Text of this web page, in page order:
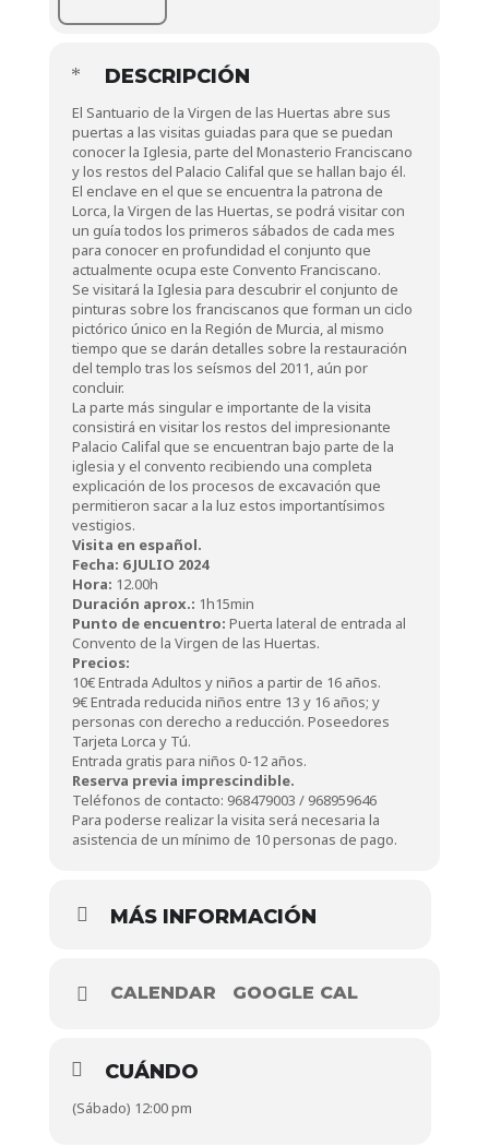
DESCRIPCIÓN
El Santuario de la Virgen de las Huertas abre sus
puertas a las visitas guiadas para que se puedan
conocer la Iglesia, parte del Monasterio Franciscano
y los restos del Palacio Califal que se hallan bajo él.
El enclave en el que se encuentra la patrona de
Lorca, la Virgen de las Huertas, se podrá visitar con
un guía todos los primeros sábados de cada mes
para conocer en profundidad el conjunto que
actualmente ocupa este Convento Franciscano.
Se visitará la Iglesia para descubrir el conjunto de
pinturas sobre los franciscanos que forman un ciclo
pictórico único en la Región de Murcia, al mismo
tiempo que se darán detalles sobre la restauración
del templo tras los seísmos del 2011, aún por
concluir.
La parte más singular e importante de la visita
consistirá en visitar los restos del impresionante
Palacio Califal que se encuentran bajo parte de la
iglesia y el convento recibiendo una completa
explicación de los procesos de excavación que
permitieron sacar a la luz estos importantísimos
vestigios.
Visita en español.
Fecha: 6 JULIO 2024
Hora: 12.00h
Duración aprox.: 1h15min
Punto de encuentro: Puerta lateral de entrada al
Convento de la Virgen de las Huertas.
Precios:
10€ Entrada Adultos y niños a partir de 16 años.
9€ Entrada reducida niños entre 13 y 16 años; y
personas con derecho a reducción. Poseedores
Tarjeta Lorca y Tú.
Entrada gratis para niños 0-12 años.
Reserva previa imprescindible.
Teléfonos de contacto: 968479003 / 968959646
Para poderse realizar la visita será necesaria la
asistencia de un mínimo de 10 personas de pago.
MÁS INFORMACIÓN
CALENDAR GOOGLE CAL
CUÁNDO
(Sábado) 12:00 pm